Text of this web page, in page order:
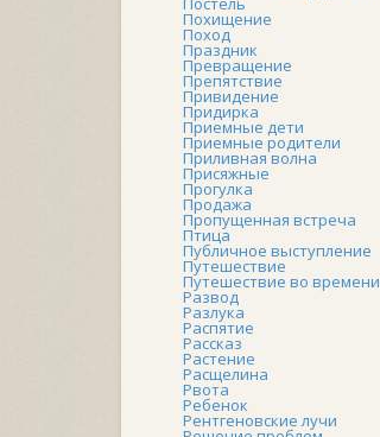
Похищение
Поход
Праздник
Превращение
Препятствие
Привидение
Придирка
Приемные дети
Приемные родители
Приливная волна
Присяжные
Прогулка
Продажа
Пропущенная встреча
Птица
Публичное выступление
Путешествие
Путешествие во времени
Развод
Разлука
Распятие
Рассказ
Растение
Расщелина
Рвота
Ребенок
Рентгеновские лучи